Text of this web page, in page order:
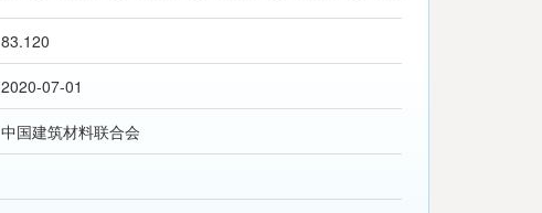
83.120
2020-07-01
中国建筑材料联合会